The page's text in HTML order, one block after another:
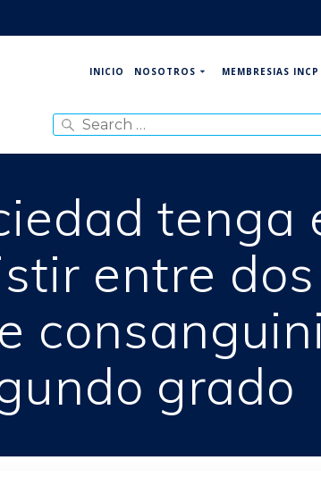
INICIO NOSOTROS MEMBRESIAS INCP
for:
tenga
entre
grado